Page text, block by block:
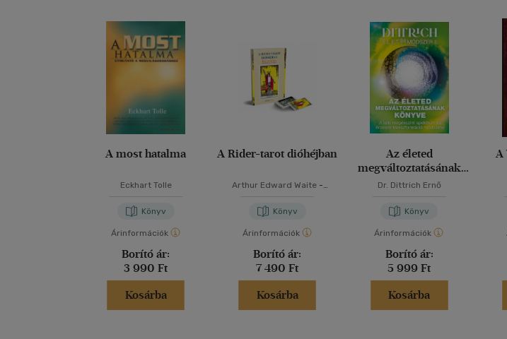
A most hatalma
Eckhart Tolle
Könyv
Árinformációk
Borító ár:
3 990 Ft
Kosárba
A Rider-tarot dióhéjban
Arthur Edward Waite-
Könyv
Árinformációk
Borító ár:
7 490 Ft
Kosárba
Az életed
megváltoztatásának
könyve
Dr. Dittrich Ernő
Könyv
Árinformációk
Borító ár:
5 999 Ft
Kosárba
A